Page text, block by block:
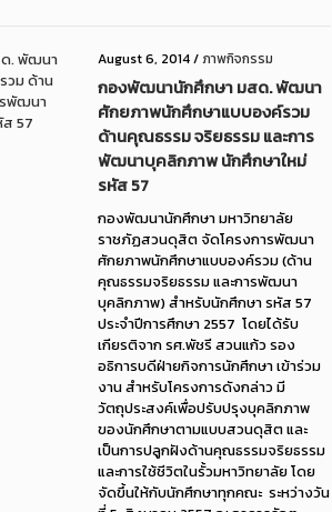
August 6, 2014/ภาพกิจกรรม
กองพัฒนานักศึกษา มสด. พัฒนา
ศักยภาพนักศึกษาแบบองค์รวม
ด้านคุณธรรม จริยธรรม และการ
พัฒนาบุคลิกภาพ นักศึกษาใหม่
รหัส 57
กองพัฒนานักศึกษา มหาวิทยาลัย
ราชภัฏสวนดุสิต จัดโครงการพัฒนา
ศักยภาพนักศึกษาแบบองค์รวม (ด้าน
คุณธรรมจริยธรรม และการพัฒนา
บุคลิกภาพ) สำหรับนักศึกษา รหัส 57
ประจำปีการศึกษา 2557 โดยได้รับ
เกียรติจาก รศ.พัชรี สวนแก้ว รอง
อธิการบดีฝ่ายกิจการนักศึกษา เข้าร่วม
งาน สำหรับโครงการดังกล่าว มี
วัตถุประสงค์เพื่อปรับปรุงบุคลิกภาพ
ของนักศึกษาตามแบบสวนดุสิต และ
เป็นการปลูกฝังด้านคุณธรรมจริยธรรม
และการใช้ชีวิตในรั้วมหาวิทยาลัย โดย
จัดขึ้นให้กับนักศึกษาทุกคณะ ระหว่างวัน